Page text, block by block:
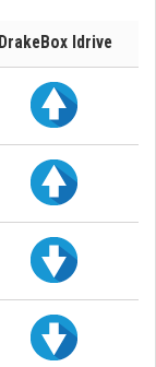
DrakeBox Idrive